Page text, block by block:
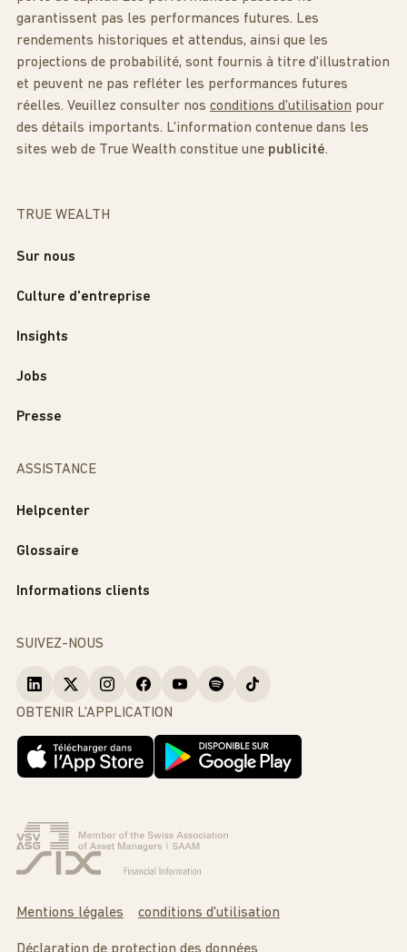
garantissent pas les performances futures. Les
rendements historiques et attendus, ainsi que les
projections de probabilité, sont fournis à titre d'illustration
et peuvent ne pas refléter les performances futures
réelles. Veuillez consulter nos conditions d'utilisation pour
des détails importants. L'information contenue dans les
sites web de True Wealth constitue une publicité.
TRUE WEALTH
Sur nous
Culture d'entreprise
Insights
Jobs
Presse
ASSISTANCE
Helpcenter
Glossaire
Informations clients
SUIVEZ-NOUS
OBTENIR L'APPLICATION
Mentions légales conditions d'utilisation